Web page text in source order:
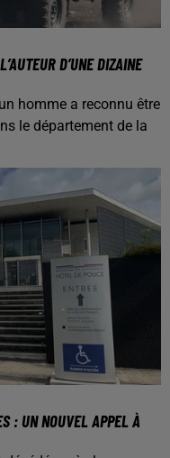
D’UNE DIZAINE
homme a reconnu être
le département de la
: UN NOUVEL APPEL À